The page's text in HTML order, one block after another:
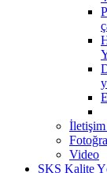
İletişim
Video
SKS Kalite